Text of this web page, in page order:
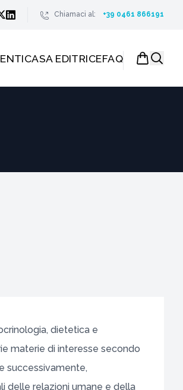
Chiamaci al: +39 0461 866191
CASA EDITRICEFAQ
dietetica e
materie di interesse secondo
successivamente,
delle relazioni umane e della